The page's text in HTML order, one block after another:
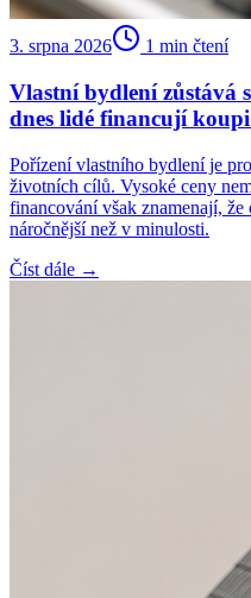
3. srpna 2026 1 min čtení
Vlastní bydlení zůstává
dnes lidé financují
Pořízení vlastního bydlení je
životních cílů. Vysoké ceny
financování však znamenají,
náročnější než v minulosti.
Číst dále →